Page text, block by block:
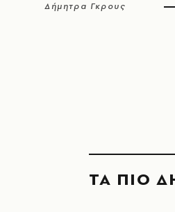
Δήμητρα Γκρους
ΤΑ ΠΙΟ